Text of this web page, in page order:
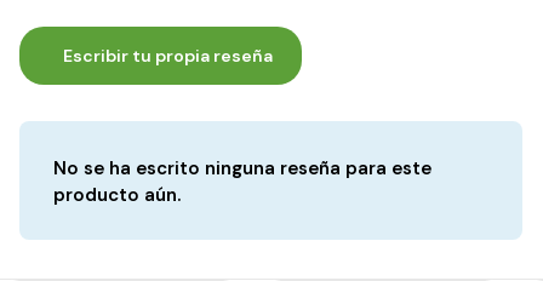
Escribir tu propia reseña
No se ha escrito ninguna reseña para este
producto aún.